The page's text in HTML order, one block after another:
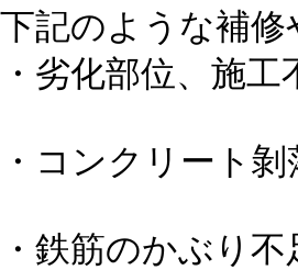
下記のような補
・劣化部位、施
・コンクリート
・鉄筋のかぶり